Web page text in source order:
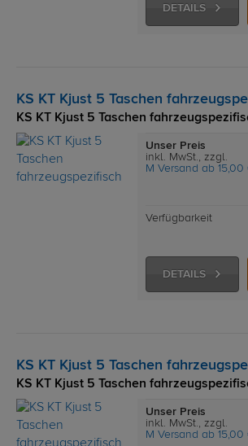
DETAILS
KS KT Kjust 5 Taschen
KS KT Kjust 5 Taschen
Unser Preis
inkl. MwSt., zzgl.
M Versand ab 15,00
Verfügbarkeit
DETAILS
KS KT Kjust 5 Taschen
KS KT Kjust 5 Taschen
Unser Preis
inkl. MwSt., zzgl.
M Versand ab 15,00